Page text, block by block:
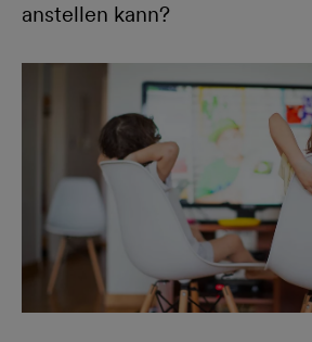
anstellen kann?